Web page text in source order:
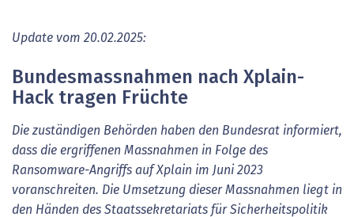
Update vom 20.02.2025:
Bundesmassnahmen nach Xplain-
Hack tragen Früchte
Die zuständigen Behörden haben den Bundesrat informiert,
dass die ergriffenen Massnahmen in Folge des
Ransomware-Angriffs auf Xplain im Juni 2023
voranschreiten. Die Umsetzung dieser Massnahmen liegt in
den Händen des Staatssekretariats für Sicherheitspolitik